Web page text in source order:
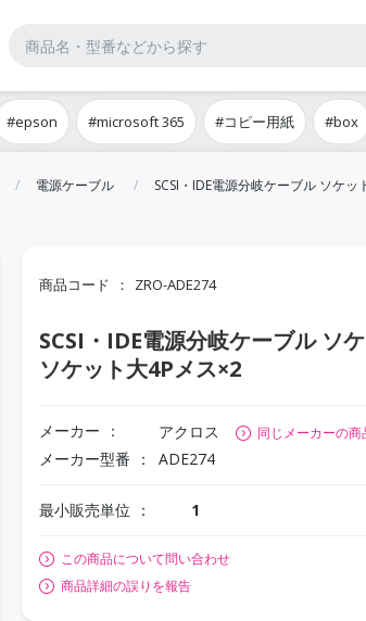
#epson #microsoft 365 #コピー用紙 #box
電源ケーブル SCSI・IDE電源分岐ケーブル ソケ
商品コード ZRO-ADE274
SCSI・IDE電源分岐ケーブル ソ
ソケット大4Pメス×2
メーカー アクロス 同じメーカーの
メーカー型番 ADE274
最小販売単位 1
この商品について問い合わせ
商品詳細の誤りを報告